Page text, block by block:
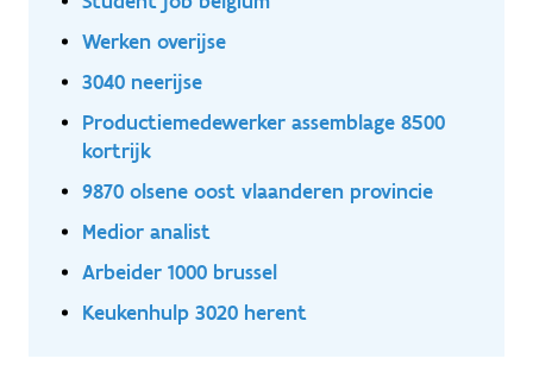
Werken overijse
3040 neerijse
Productiemedewerker assemblage 8500
kortrijk
9870 olsene oost vlaanderen provincie
Medior analist
Arbeider 1000 brussel
Keukenhulp 3020 herent